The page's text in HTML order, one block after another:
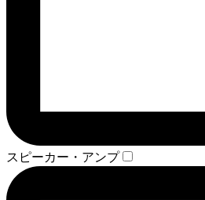
スピーカー・アンプ